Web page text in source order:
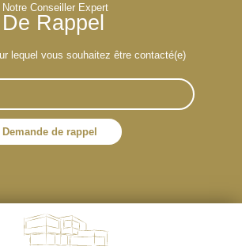
Conseiller Expert
Rappel
lequel vous souhaitez être contacté(e)
Demande de rappel